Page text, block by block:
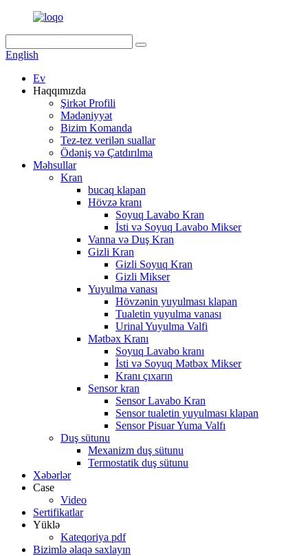
English
Ev
Haqqımızda
Şirkət Profili
Mədəniyyət
Bizim Komanda
Tez-tez verilən suallar
Ödəniş və Çatdırılma
Məhsullar
Kran
bucaq klapan
Hövzə kranı
Soyuq Lavabo Kran
İsti və Soyuq Lavabo Mikser
Vanna və Duş Kran
Gizli Kran
Gizli Soyuq Kran
Gizli Mikser
Yuyulma vanası
Hövzənin yuyulması klapan
Tualetin yuyulma vanası
Urinal Yuyulma Valfi
Mətbəx Kranı
Soyuq Lavabo kranı
İsti və Soyuq Mətbəx Mikser
Kranı çıxarın
Sensor kran
Sensor Lavabo Kran
Sensor tualetin yuyulması klapan
Sensor Pisuar Yuma Valfı
Duş sütunu
Mexanizm duş sütunu
Termostatik duş sütunu
Xəbərlər
Case
Video
Sertifikatlar
Yüklə
Kateqoriya pdf
Bizimlə əlaqə saxlayın